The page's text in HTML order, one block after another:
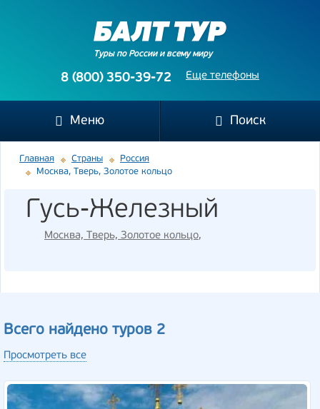
Туры по России и всему миру
Еще телефоны
8 (800) 350-39-72
Меню Поиск
Главная Страны
Россия
Москва, Тверь, Золотое кольцо
Гусь-Железный
Москва, Тверь, Золотое кольцо,
Всего найдено туров 2
Просмотреть все